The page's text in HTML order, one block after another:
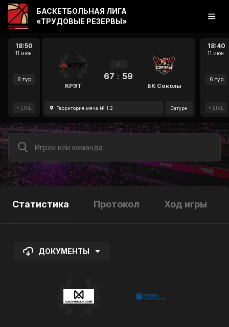
18:50
11 июн.
6 тур
LIVE
КРЭТ
4
67 : 59
БК Соколы
Территория мяча № 1.2 Сатурн
18:40
11 июн.
6 тур
LIVE
БАСКЕТБОЛЬНАЯ ЛИГА
«ТРУДОВЫЕ РЕЗЕРВЫ»
Статистика Протокол Ход игры
ДОКУМЕНТЫ